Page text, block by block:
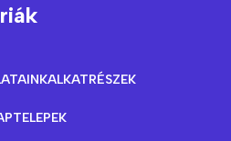
ALKATRÉSZEK